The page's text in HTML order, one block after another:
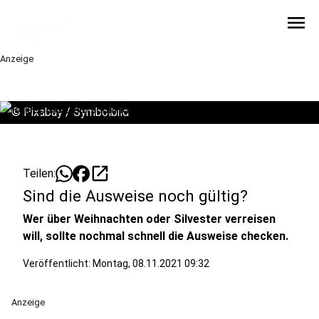
menu
Anzeige
© Pixabay / Symbolbild
Teilen: open_in_new
Sind die Ausweise noch gültig?
Wer über Weihnachten oder Silvester verreisen
will, sollte nochmal schnell die Ausweise checken.
Veröffentlicht: Montag, 08.11.2021 09:32
Anzeige